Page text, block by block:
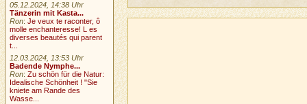
05.12.2024, 14:38 Uhr
Tänzerin mit Kasta...
Ron:Je veux te raconter, ô
molle enchanteresse! L es
diverses beautés qui parent
t...
12.03.2024, 13:53 Uhr
Badende Nymphe...
Ron:Zu schön für die Natur:
Idealische Schönheit ! "Sie
kniete am Rande des
Wasse...